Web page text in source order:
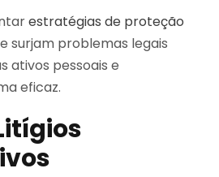
estratégias de proteção
surjam problemas legais
ativos pessoais e
eficaz.